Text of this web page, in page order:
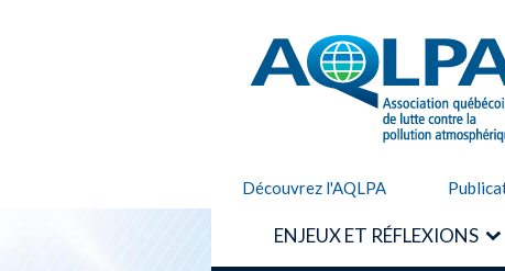
AQLPA
Découvrez l'AQLPA
ENJEUX ET RÉFLEXIONS